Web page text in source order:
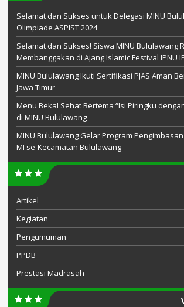
Selamat dan Sukses untuk Delegasi MINU
Olimpiade ASPIST 2024
Selamat dan Sukses! Siswa MINU Bululawang
Membanggakan di Ajang Islamic Festival IPNU
MINU Bululawang Ikuti Sertifikasi PJAS Aman
Jawa Timur
Menu Bekal Sehat Bertema “Isi Piringku
di MINU Bululawang
MINU Bululawang Gelar Program Pengimbasan
MI se-Kecamatan Bululawang
Artikel
Kegiatan
Pengumuman
PPDB
Prestasi Madrasah